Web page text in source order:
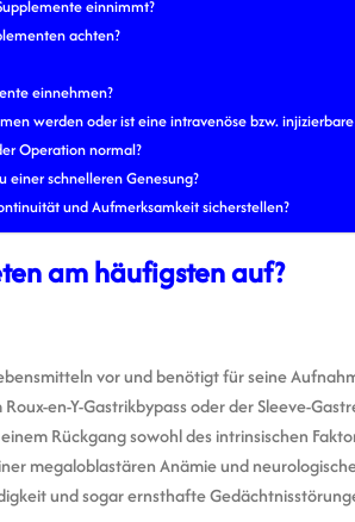
einnimmt?
achten?
einnehmen?
werden oder ist eine intravenöse bzw.
Operation normal?
einer schnelleren Genesung?
und Aufmerksamkeit sicherstellen?
am häufigsten auf?
vor und benötigt für seine
en-Y-Gastrikbypass oder der Sleeve-
Rückgang sowohl des intrinsischen
megaloblastären Anämie und
und sogar ernsthafte